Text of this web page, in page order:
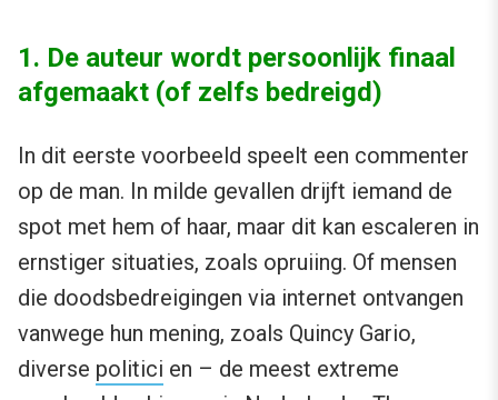
1. De auteur wordt persoonlijk finaal
afgemaakt (of zelfs bedreigd)
In dit eerste voorbeeld speelt een commenter
op de man. In milde gevallen drijft iemand de
spot met hem of haar, maar dit kan escaleren in
ernstiger situaties, zoals opruiing. Of mensen
die doodsbedreigingen via internet ontvangen
vanwege hun mening, zoals Quincy Gario,
diverse politici en – de meest extreme